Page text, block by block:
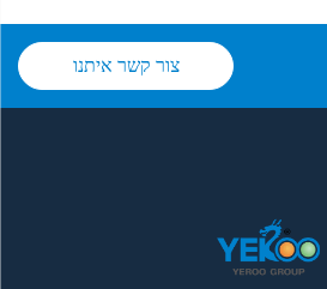
צור קשר איתנו